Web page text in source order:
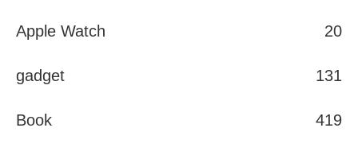
Apple Watch 20
gadget 131
Book 419